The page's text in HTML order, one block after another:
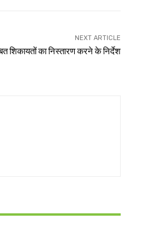
NEXT ARTICLE
शिकायतों का निस्तारण करने के निर्देश